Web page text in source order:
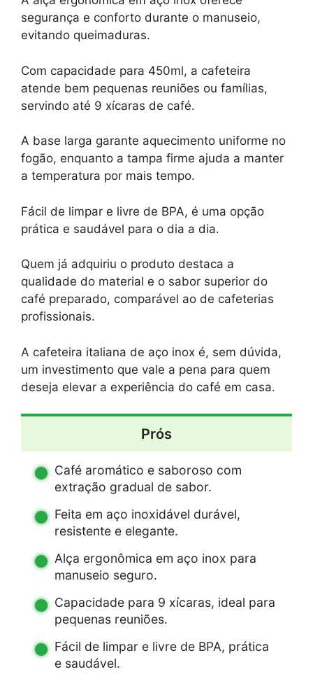
segurança e conforto durante o manuseio,
evitando queimaduras.
Com capacidade para 450ml, a cafeteira
atende bem pequenas reuniões ou famílias,
servindo até 9 xícaras de café.
A base larga garante aquecimento uniforme no
fogão, enquanto a tampa firme ajuda a manter
a temperatura por mais tempo.
Fácil de limpar e livre de BPA, é uma opção
prática e saudável para o dia a dia.
Quem já adquiriu o produto destaca a
qualidade do material e o sabor superior do
café preparado, comparável ao de cafeterias
profissionais.
A cafeteira italiana de aço inox é, sem dúvida,
um investimento que vale a pena para quem
deseja elevar a experiência do café em casa.
Prós
Café aromático e saboroso com
extração gradual de sabor.
Feita em aço inoxidável durável,
resistente e elegante.
Alça ergonômica em aço inox para
manuseio seguro.
Capacidade para 9 xícaras, ideal para
pequenas reuniões.
Fácil de limpar e livre de BPA, prática
e saudável.